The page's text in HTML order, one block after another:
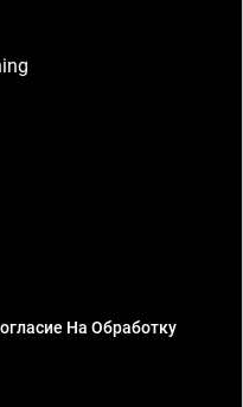
На Обработку